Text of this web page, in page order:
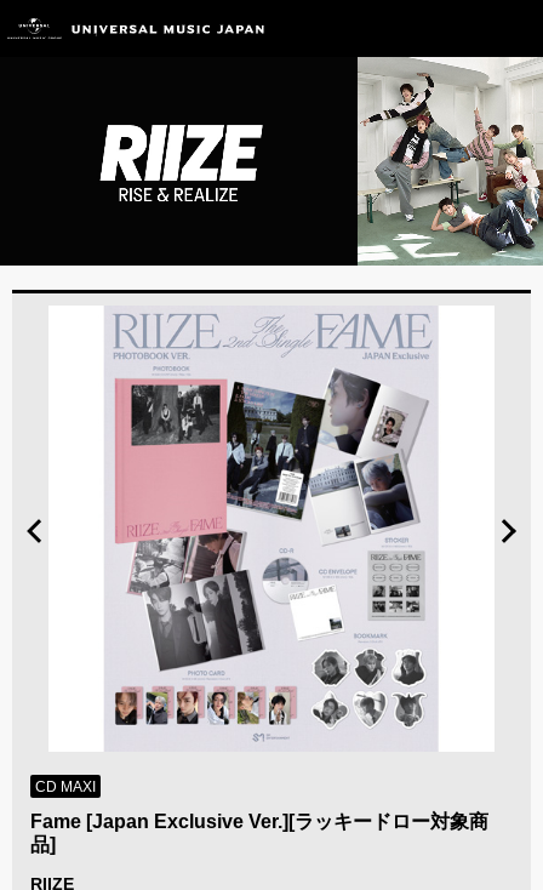
CD MAXI
Fame [Japan Exclusive Ver.][ラッキードロー対象商
品]
RIIZE